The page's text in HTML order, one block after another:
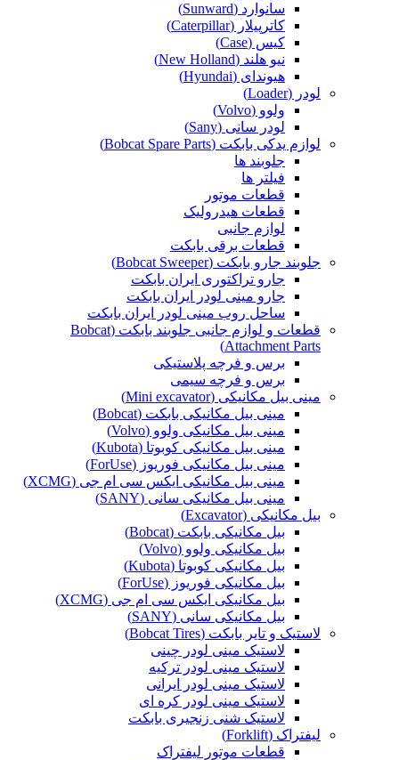
سانوارد (Sunward)
کاترپیلار (Caterpillar)
کیس (Case)
نیو هلند (New Holland)
هیوندای (Hyundai)
لودر (Loader)
ولوو (Volvo)
لودر سانی (Sany)
لوازم یدکی بابکت (Bobcat Spare Parts)
جلوبند ها
فیلتر ها
قطعات موتور
قطعات هیدرولیک
لوازم جانبی
قطعات برقی بابکت
جلوبند جارو بابکت (Bobcat Sweeper)
جارو تراکتوری ایران بابکت
جارو مینی لودر ایران بابکت
ساحل روب مینی لودر ایران بابکت
قطعات و لوازم جانبی جلوبند بابکت (Bobcat
Attachment Parts)
برس و فرچه پلاستیکی
برس و فرچه سیمی
مینی بیل مکانیکی (Mini excavator)
مینی بیل مکانیکی بابکت (Bobcat)
مینی بیل مکانیکی ولوو (Volvo)
مینی بیل مکانیکی کوبوتا (Kubota)
مینی بیل مکانیکی فوریوز (ForUse)
مینی بیل مکانیکی ایکس سی ام جی (XCMG)
مینی بیل مکانیکی سانی (SANY)
بیل مکانیکی (Excavator)
بیل مکانیکی بابکت (Bobcat)
بیل مکانیکی ولوو (Volvo)
بیل مکانیکی کوبوتا (Kubota)
بیل مکانیکی فوریوز (ForUse)
بیل مکانیکی ایکس سی ام جی (XCMG)
بیل مکانیکی سانی (SANY)
لاستیک و تایر بابکت (Bobcat Tires)
لاستیک مینی لودر چینی
لاستیک مینی لودر ترکیه
لاستیک مینی لودر ایرانی
لاستیک مینی لودر کره ای
لاستیک شنی زنجیری بابکت
لیفتراک (Forklift)
قطعات موتور لیفتراک